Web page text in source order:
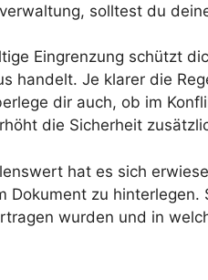
solltest du
Eingrenzung schützt
handelt. Je klarer die
dir auch, ob im
die Sicherheit
hat es sich
Dokument zu
wurden und in